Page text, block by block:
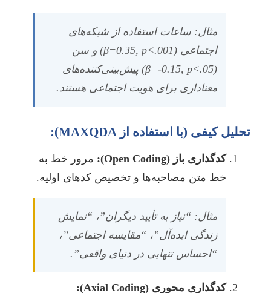
مثال: ساعات استفاده از شبکه‌های
اجتماعی (β=0.35, p<.001) و سن
(β=-0.15, p<.05) پیش‌بینی‌کننده‌های
معناداری برای هویت اجتماعی هستند.
تحلیل کیفی (با استفاده از MAXQDA):
کدگذاری باز (Open Coding):
مرور خط به
خط متن مصاحبه‌ها و تخصیص کدهای اولیه.
مثال: “نیاز به تأیید دیگران”، “نمایش
زندگی ایده‌آل”، “مقایسه اجتماعی”،
“احساس تنهایی در دنیای واقعی”.
کدگذاری محوری (Axial Coding):